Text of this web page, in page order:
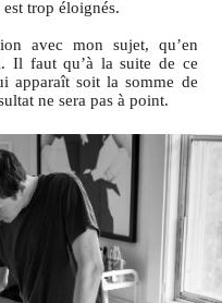
trop éloignés.
avec mon sujet, qu’en
Il faut qu’à la suite de ce
apparaît soit la somme de
ne sera pas à point.